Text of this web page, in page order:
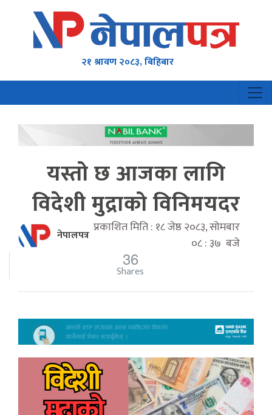
२१ श्रावण २०८३, बिहिबार
यस्तो छ आजका लागि
विदेशी मुद्राको विनिमयदर
नेपालपत्र प्रकाशित मिति : १८ जेष्ठ २०८३, सोमबार
०८ : ३७ बजे
36
Shares